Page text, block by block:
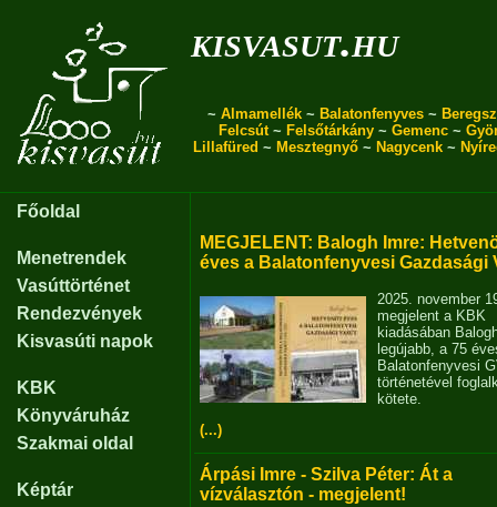
kisvasut.hu
~ Almamellék ~ Balatonfenyves ~
Felcsút~ Felsőtárkány ~ Gemenc ~
Lillafüred ~ Mesztegnyő ~ Nagycenk ~
Főoldal
Menetrendek
Vasúttörténet
Rendezvények
Kisvasúti napok
KBK
Könyváruház
Szakmai oldal
Képtár
MEGJELENT: Balogh Imre:
éves a Balatonfenyvesi Gazdasági
2025. november
megjelent a KBK
kiadásában
legújabb, a 75
Balatonfenyvesi
történetével
kötete.
(...)
Árpási Imre - Szilva Péter: Át a
vízválasztón - megjelent!